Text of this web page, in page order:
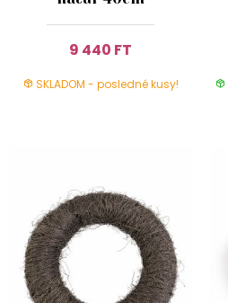
9 440 FT
SKLADOM - posledné kusy!